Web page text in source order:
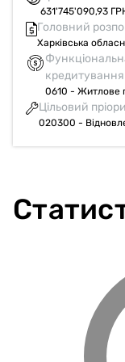
631'745'090,93
Головний
Харківська
0610 - Житлове
Цільовий
020300 -